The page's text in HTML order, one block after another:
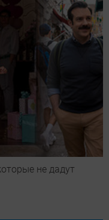
не дадут